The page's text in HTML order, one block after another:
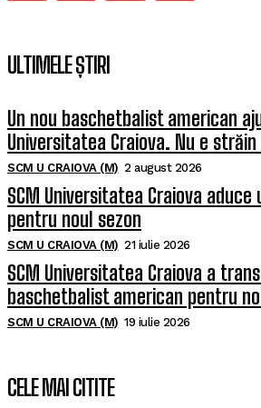
ULTIMELE ȘTIRI
Un nou baschetbalist american
Universitatea Craiova. Nu e străin
SCM U CRAIOVA (M) 2 august 2026
SCM Universitatea Craiova
pentru noul sezon
SCM U CRAIOVA (M) 21 iulie 2026
SCM Universitatea Craiova a
baschetbalist american pentru
SCM U CRAIOVA (M) 19 iulie 2026
CELE MAI CITITE